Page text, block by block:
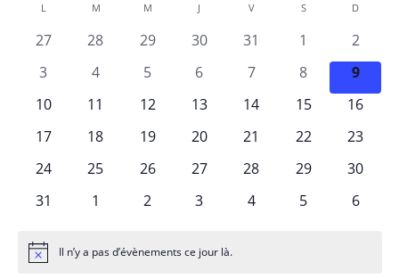
par
date.
Calendrier
Évènements
LLUNDI M M MERCREDIJ VVENDREDISSAMEDI D
0
27
0
28
0
29
0
30
0
31
0
évènements
1
0
2
0
3
0
4
0
5
0
6
0
7
0
évènements
8
0
9
0
10
0
11
0
12
0
13
0
14
0
15
0
16
0
17
0
18
0
19
0
20
0
21
0
22
0
23
0
24
0
25
0
26
0
27
0
28
0
29
0
30
0
31
0
1
0
2
0
3
0
4
0
5
0
6
Notice Il n’y a pas d’évènements ce jour là.